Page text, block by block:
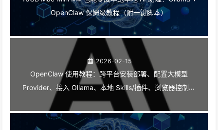
OpenClaw 保姆级教程（附一键脚本）
2026-02-15
OpenClaw 使用教程：跨平台安装部署、配置大模型
Provider、接入 Ollama、本地 Skills/插件、浏览器控制、
搜索 API、Obsidian Skills